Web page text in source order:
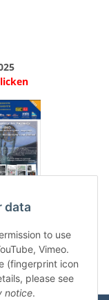
data
to use
Vimeo.
(fingerprint icon
please see
notice.